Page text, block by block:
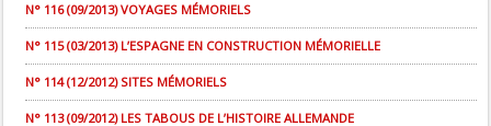
N° 116 (09/2013) VOYAGES MÉMORIELS
N° 115 (03/2013) L’ESPAGNE EN CONSTRUCTION MÉMORIELLE
N° 114 (12/2012) SITES MÉMORIELS
N° 113 (09/2012) LES TABOUS DE L’HISTOIRE ALLEMANDE